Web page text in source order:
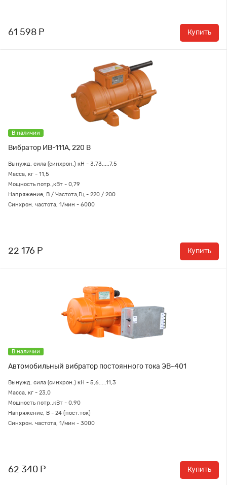
61 598 Р Купить
В наличии
Вибратор ИВ-111А, 220 В
Вынужд. сила (синхрон.) кН - 3,73.....7,5
Масса, кг - 11,5
Мощность потр.,кВт - 0,79
Напряжение, В / Частота,Гц - 220 / 200
Синхрон. частота, 1/мин - 6000
22 176 Р Купить
В наличии
Автомобильный вибратор постоянного тока ЭВ-401
Вынужд. сила (синхрон.) кН - 5,6.....11,3
Масса, кг - 23,0
Мощность потр.,кВт - 0,90
Напряжение, В - 24 (пост.ток)
Синхрон. частота, 1/мин - 3000
62 340 Р Купить